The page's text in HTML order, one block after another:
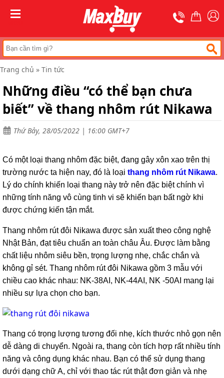
Trang
chủ
Thang
rút
Thang
nghiệp
Thang
ghế
bản
to
nhôm
gấp
đa
năng
Thang
gấp
chữ
Thang
nhôm
cách
điện
Thương
hiệu
Tin
tức
Liên
hệ
Trang chủ » Tin tức
Những điều “có thể bạn chưa
biết” về thang nhôm rút Nikawa
Thứ Bảy, 28/05/2022 | 16:00 GMT+7
Có một loại thang nhôm đặc biệt, đang gây xôn xao trên thị
trường nước ta hiện nay, đó là loại thang nhôm rút Nikawa.
Lý do chính khiến loại thang này trở nên đặc biệt chính vì
những tính năng vô cùng tinh vi sẽ khiến bạn bất ngờ khi
được chứng kiến tận mắt.
Thang nhôm rút đôi Nikawa được sản xuất theo công nghệ
Nhật Bản, đạt tiêu chuẩn an toàn châu Âu. Được làm bằng
chất liệu nhôm siêu bền, trọng lượng nhẹ, chắc chắn và
không gỉ sét. Thang nhôm rút đôi Nikawa gồm 3 mẫu với
chiều cao khác nhau: NK-38AI, NK-44AI, NK -50AI mang lại
nhiều sự lựa chọn cho bạn.
Thang có trọng lượng tương đối nhẹ, kích thước nhỏ gọn nên
dễ dàng di chuyển. Ngoài ra, thang còn tích hợp rất nhiều tính
năng và công dụng khác nhau. Bạn có thể sử dụng thang
dưới dạng chữ A, chỉ với thao tác rút thật đơn giản và nhẹ